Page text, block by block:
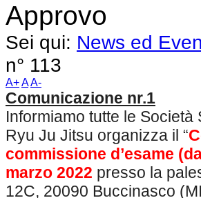
Approvo
Sei qui: News ed
n° 113
A+AA-
Comunicazione nr.1
Informiamo tutte le
Ryu Ju Jitsu organizza il “
commissione d’esame
marzo 2022 presso la
12C, 20090 Buccinasco